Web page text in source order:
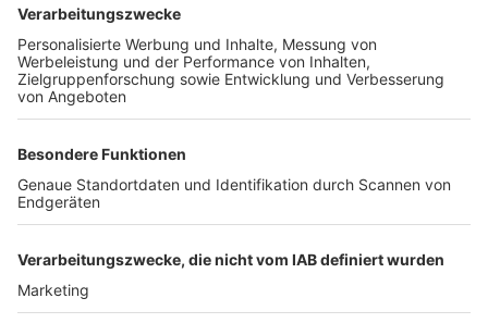
Freiburger Wochenbericht
Der Wochenbericht
wurde zum 31. Juli 2026
eingestellt.
News